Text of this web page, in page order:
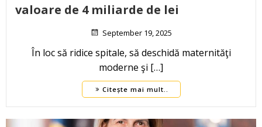
valoare de 4 miliarde de lei
September 19, 2025
În loc să ridice spitale, să deschidă maternităţi
moderne şi […]
Citește mai mult..